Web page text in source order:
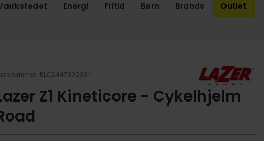
Energi Fritid Børn Brands Outlet
BLC2447892331
Z1 Kineticore - Cykelhjelm